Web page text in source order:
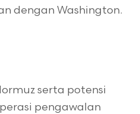
dengan Washington.
serta potensi
pengawalan